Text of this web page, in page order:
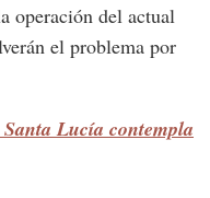
operación del actual
el problema por
Lucía contempla